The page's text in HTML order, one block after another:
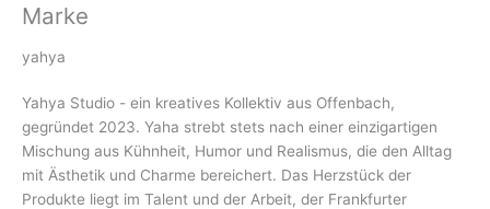
Marke
yahya
Yahya Studio - ein kreatives Kollektiv aus Offenbach,
gegründet 2023. Yaha strebt stets nach einer einzigartigen
Mischung aus Kühnheit, Humor und Realismus, die den Alltag
mit Ästhetik und Charme bereichert. Das Herzstück der
Produkte liegt im Talent und der Arbeit, der Frankfurter